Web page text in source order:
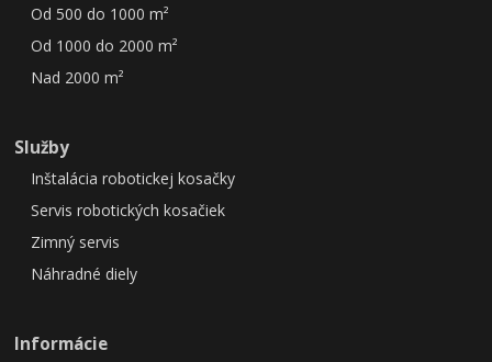
Od 500 do 1000 m²
Od 1000 do 2000 m²
Nad 2000 m²
Služby
Inštalácia robotickej kosačky
Servis robotických kosačiek
Zimný servis
Náhradné diely
Informácie